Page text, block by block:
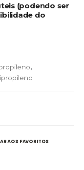
(podendo ser
do
,
AOS FAVORITOS